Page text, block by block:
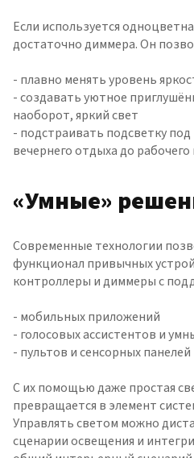
Если используется
достаточно диммера. Он
- плавно менять уровень
- создавать уютное
наоборот, яркий свет
- подстраивать подсветку
вечернего отдыха до рабочего
«Умные»
Современные технологии
функционал привычных
контроллеры и диммеры с
- мобильных приложений
- голосовых ассистентов и
- пультов и сенсорных панелей
С их помощью даже простая
превращается в элемент
Управлять светом можно
сценарии освещения и